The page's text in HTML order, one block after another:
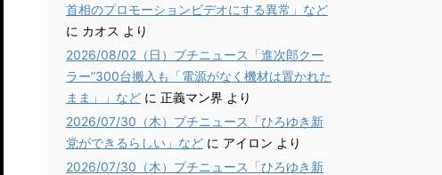
首相のプロモーションビデオにする異常」など
に カオス より
2026/08/02（日）プチニュース「進次郎クー
ラー”300台搬入も「電源がなく機材は置かれた
まま」」など に 正義マン界 より
2026/07/30（木）プチニュース「ひろゆき新
党ができるらしい」など に アイロン より
2026/07/30（木）プチニュース「ひろゆき新